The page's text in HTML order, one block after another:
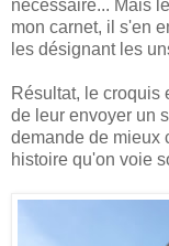
nécessaire... Mais
mon carnet, il s'en
les désignant les
Résultat, le croquis
de leur envoyer un
demande de mieux
histoire qu'on voie